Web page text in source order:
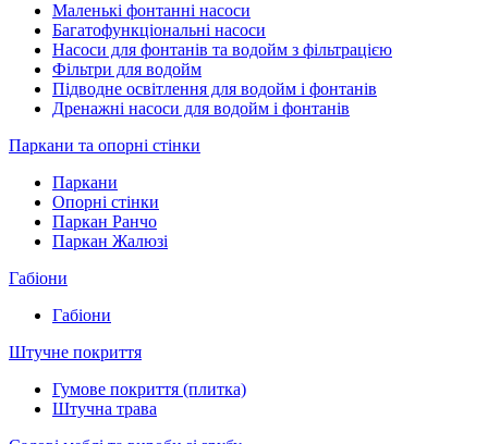
Маленькі фонтанні насоси
Багатофункціональні насоси
Насоси для фонтанів та водойм з фільтрацією
Фільтри для водойм
Підводне освітлення для водойм і фонтанів
Дренажні насоси для водойм і фонтанів
Паркани та опорні стінки
Паркани
Опорні стінки
Паркан Ранчо
Паркан Жалюзі
Габіони
Габіони
Штучне покриття
Гумове покриття (плитка)
Штучна трава